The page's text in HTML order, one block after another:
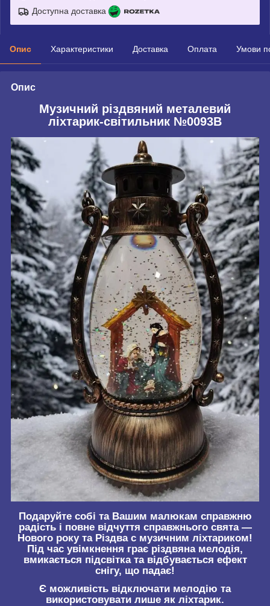
Доступна доставка
Опис Характеристики Доставка Оплата Умови
Опис
Музичний різдвяний металевий
ліхтарик-світильник №0093В
Подаруйте собі та Вашим малюкам справжню
радість і повне відчуття справжнього свята —
Нового року та Різдва с музичним ліхтариком!
Під час увімкнення грає різдвяна мелодія,
вмикається підсвітка та відбувається ефект
снігу, що падає!
Є можливість відключати мелодію та
використовувати лише як ліхтарик.